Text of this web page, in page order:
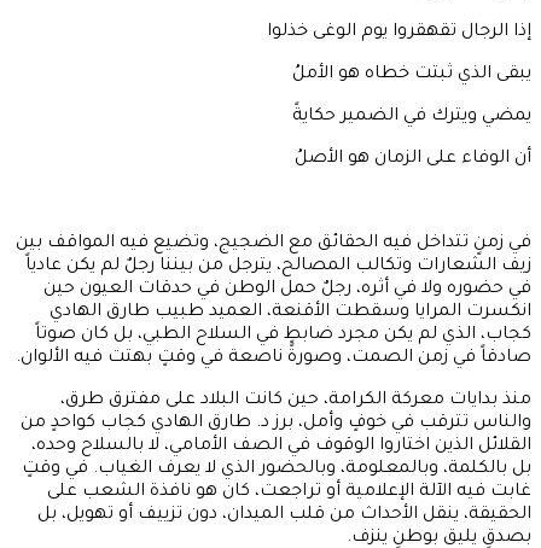
إذا الرجال تقهقروا يوم الوغى خذلوا
يبقى الذي ثبتت خطاه هو الأملُ
يمضي ويترك في الضمير حكايةً
أن الوفاء على الزمان هو الأصلُ
في زمنٍ تتداخل فيه الحقائق مع الضجيج، وتضيع فيه المواقف بين
زيف الشعارات وتكالب المصالح، يترجل من بيننا رجلٌ لم يكن عادياً
في حضوره ولا في أثره، رجلٌ حمل الوطن في حدقات العيون حين
انكسرت المرايا وسقطت الأقنعة، العميد طبيب طارق الهادي
كجاب، الذي لم يكن مجرد ضابطٍ في السلاح الطبي، بل كان صوتاً
صادقاً في زمن الصمت، وصورةً ناصعة في وقتٍ بهتت فيه الألوان.
منذ بدايات معركة الكرامة، حين كانت البلاد على مفترق طرق،
والناس تترقب في خوفٍ وأمل، برز د. طارق الهادي كجاب كواحدٍ من
القلائل الذين اختاروا الوقوف في الصف الأمامي، لا بالسلاح وحده،
بل بالكلمة، وبالمعلومة، وبالحضور الذي لا يعرف الغياب. في وقتٍ
غابت فيه الآلة الإعلامية أو تراجعت، كان هو نافذة الشعب على
الحقيقة، ينقل الأحداث من قلب الميدان، دون تزييف أو تهويل، بل
بصدقٍ يليق بوطنٍ ينزف.